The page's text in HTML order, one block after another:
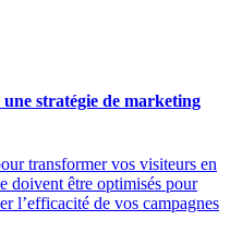
stratégie de marketing
transformer vos visiteurs en
doivent être optimisés pour
l’efficacité de vos campagnes